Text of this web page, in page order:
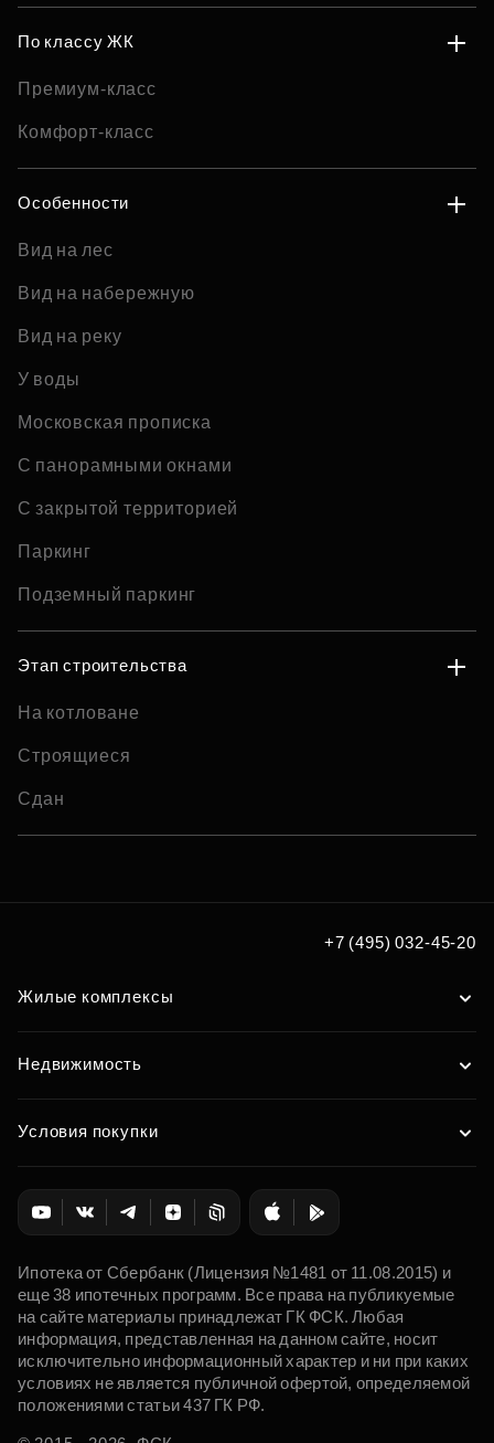
По классу ЖК
Премиум-класс
Комфорт-класс
Особенности
Вид на лес
Вид на набережную
Вид на реку
У воды
Московская прописка
С панорамными окнами
С закрытой территорией
Паркинг
Подземный паркинг
Этап строительства
На котловане
Строящиеся
Сдан
+7 (495) 032-45-20
Жилые комплексы
Недвижимость
Условия покупки
Ипотека от Сбербанк (Лицензия №1481 от 11.08.2015) и
еще 38 ипотечных программ. Все права на публикуемые
на сайте материалы принадлежат ГК ФСК. Любая
информация, представленная на данном сайте, носит
исключительно информационный характер и ни при каких
условиях не является публичной офертой, определяемой
положениями статьи 437 ГК РФ.